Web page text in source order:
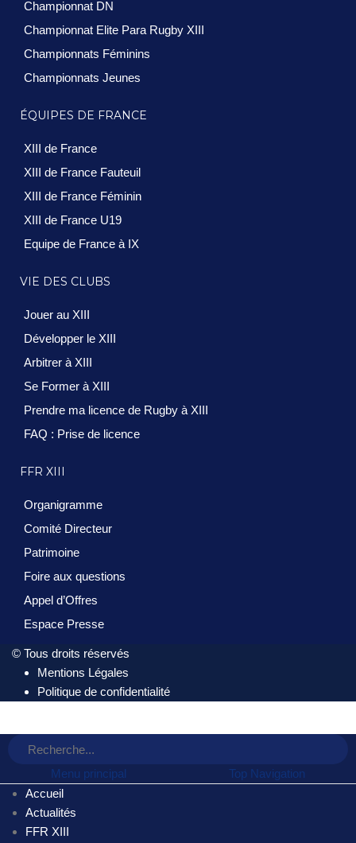
Championnat DN
Championnat Elite Para Rugby XIII
Championnats Féminins
Championnats Jeunes
ÉQUIPES DE FRANCE
XIII de France
XIII de France Fauteuil
XIII de France Féminin
XIII de France U19
Equipe de France à IX
VIE DES CLUBS
Jouer au XIII
Développer le XIII
Arbitrer à XIII
Se Former à XIII
Prendre ma licence de Rugby à XIII
FAQ : Prise de licence
FFR XIII
Organigramme
Comité Directeur
Patrimoine
Foire aux questions
Appel d’Offres
Espace Presse
© Tous droits réservés
Mentions Légales
Politique de confidentialité
Menu principal
Top Navigation
Accueil
Actualités
FFR XIII